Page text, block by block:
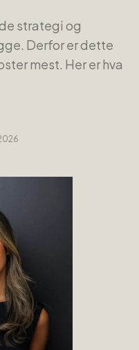
strategi og
Derfor er dette
mest. Her er hva